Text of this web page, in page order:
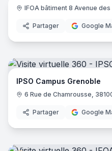
IFOA bâtiment 8 Avenue
Partager Google
IPSO Campus Grenoble
6 Rue de Chamrousse,
Partager Google